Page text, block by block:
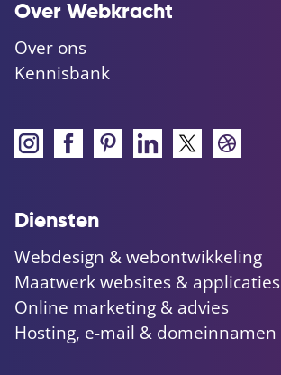
Over Webkracht
Over ons
Kennisbank
Diensten
Webdesign & webontwikkeling
Maatwerk websites & applicaties
Online marketing & advies
Hosting, e-mail & domeinnamen